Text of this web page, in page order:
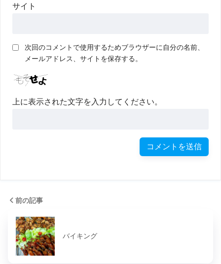
サイト
次回のコメントで使用するためブラウザーに自分の名前、
メールアドレス、サイトを保存する。
上に表示された文字を入力してください。
前の記事
バイキング